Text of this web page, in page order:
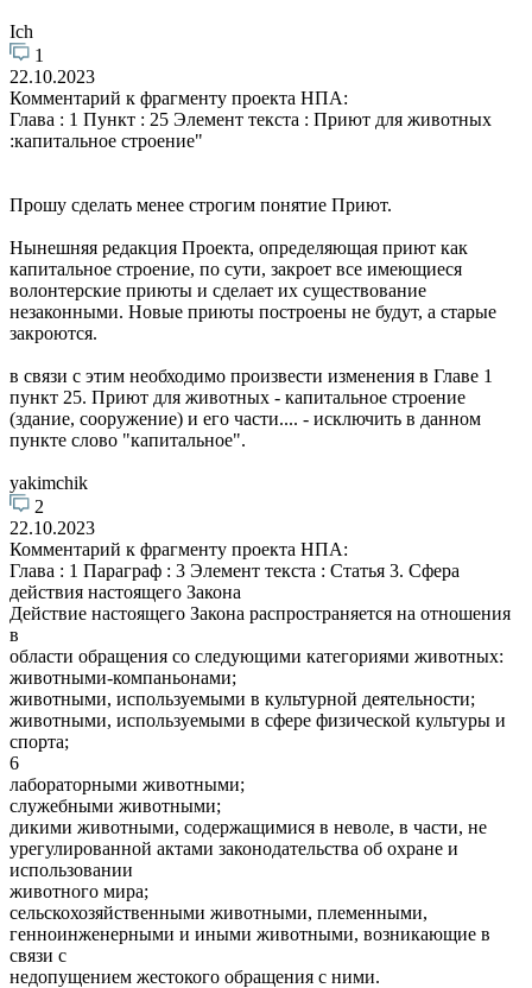
Ich
1
22.10.2023
Комментарий к фрагменту проекта НПА:
Глава : 1 Пункт : 25 Элемент текста : Приют для животных
:капитальное строение"
Прошу сделать менее строгим понятие Приют.
Нынешняя редакция Проекта, определяющая приют как
капитальное строение, по сути, закроет все имеющиеся
волонтерские приюты и сделает их существование
незаконными. Новые приюты построены не будут, а старые
закроются.
в связи с этим необходимо произвести изменения в Главе 1
пункт 25. Приют для животных - капитальное строение
(здание, сооружение) и его части.... - исключить в данном
пункте слово "капитальное".
yakimchik
2
22.10.2023
Комментарий к фрагменту проекта НПА:
Глава : 1 Параграф : 3 Элемент текста : Статья 3. Сфера
действия настоящего Закона
Действие настоящего Закона распространяется на отношения
в
области обращения со следующими категориями животных:
животными-компаньонами;
животными, используемыми в культурной деятельности;
животными, используемыми в сфере физической культуры и
спорта;
6
лабораторными животными;
служебными животными;
дикими животными, содержащимися в неволе, в части, не
урегулированной актами законодательства об охране и
использовании
животного мира;
сельскохозяйственными животными, племенными,
генноинженерными и иными животными, возникающие в
связи с
недопущением жестокого обращения с ними.